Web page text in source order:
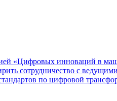
«Цифровых инноваций в
сотрудничество с
по цифровой